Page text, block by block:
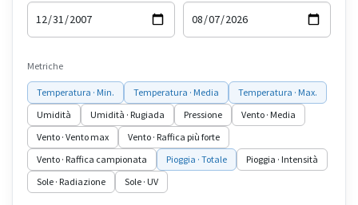
Metriche
Temperatura · Min. Temperatura · Media
Temperatura · Max.
Umidità
Umidità · Rugiada Pressione
Vento · Media
Vento · Vento max
Vento · Raffica più forte
Vento · Raffica campionata
Pioggia · Totale
Pioggia · Intensità
Sole · Radiazione
Sole · UV